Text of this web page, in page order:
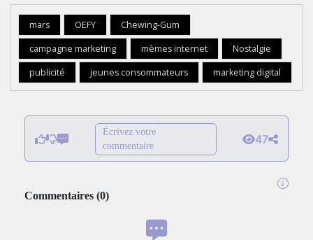
mars OEFY
Chewing-Gum
campagne marketing
mèmes internet
Nostalgie
publicité
jeunes consommateurs marketing digital
Écrivez votre
commentaire
47
Commentaires (0)